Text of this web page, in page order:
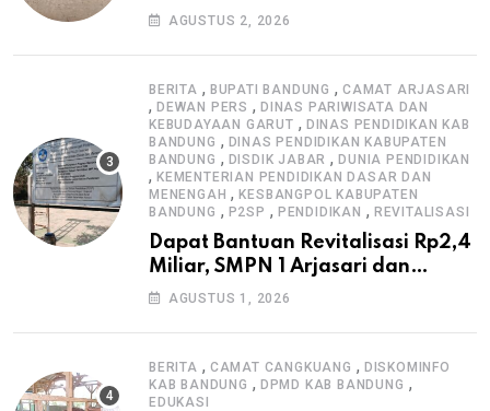
Pengawasan K3
AGUSTUS 2, 2026
BERITA , BUPATI BANDUNG ,CAMAT ARJASARI
, DEWAN PERS , DINAS PARIWISATA DAN
KEBUDAYAAN GARUT , DINAS PENDIDIKAN KAB
BANDUNG , DINAS PENDIDIKAN KABUPATEN
BANDUNG , DISDIK JABAR ,DUNIA PENDIDIKAN
, KEMENTERIAN PENDIDIKAN DASAR DAN
MENENGAH ,KESBANGPOL KABUPATEN
BANDUNG , P2SP , PENDIDIKAN , REVITALISASI
Dapat Bantuan Revitalisasi Rp2,4
Miliar, SMPN 1 Arjasari dan
Masyarakat Sambut Antusias
AGUSTUS 1, 2026
BERITA , CAMAT CANGKUANG , DISKOMINFO
KAB BANDUNG , DPMD KAB BANDUNG ,
EDUKASI